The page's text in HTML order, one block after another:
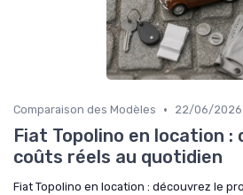
Comparaison des Modèles • 22/06/2026
Fiat Topolino en location
coûts réels au quotidien
Fiat Topolino en location : découvrez le